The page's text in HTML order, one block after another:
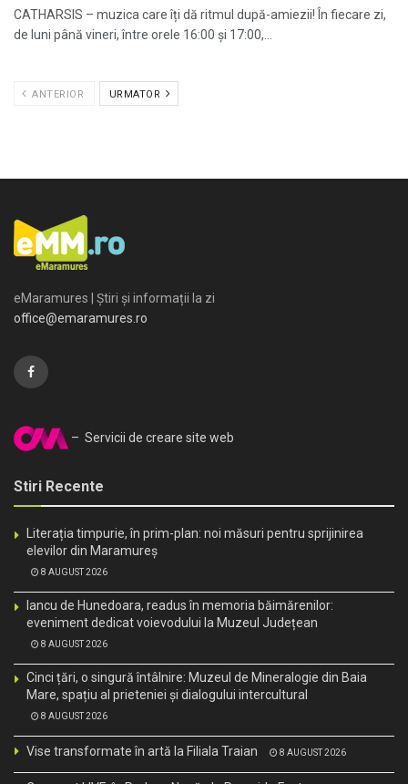
CATHARSIS – muzica care îți dă ritmul după-amiezii! În fiecare zi,
de luni până vineri, între orele 16:00 și 17:00,...
ANTERIOR URMATOR
eMaramures | Știri și informații la zi
office@emaramures.ro
– Servicii de creare site web
Stiri Recente
Literația timpurie, în prim-plan: noi măsuri pentru sprijinirea
elevilor din Maramureș
8 AUGUST 2026
Iancu de Hunedoara, readus în memoria băimărenilor:
eveniment dedicat voievodului la Muzeul Județean
8 AUGUST 2026
Cinci țări, o singură întâlnire: Muzeul de Mineralogie din Baia
Mare, spațiu al prieteniei și dialogului intercultural
8 AUGUST 2026
Vise transformate în artă la Filiala Traian 8 AUGUST 2026